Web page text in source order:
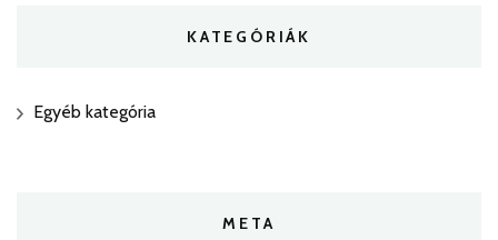
KATEGÓRIÁK
Egyéb kategória
META